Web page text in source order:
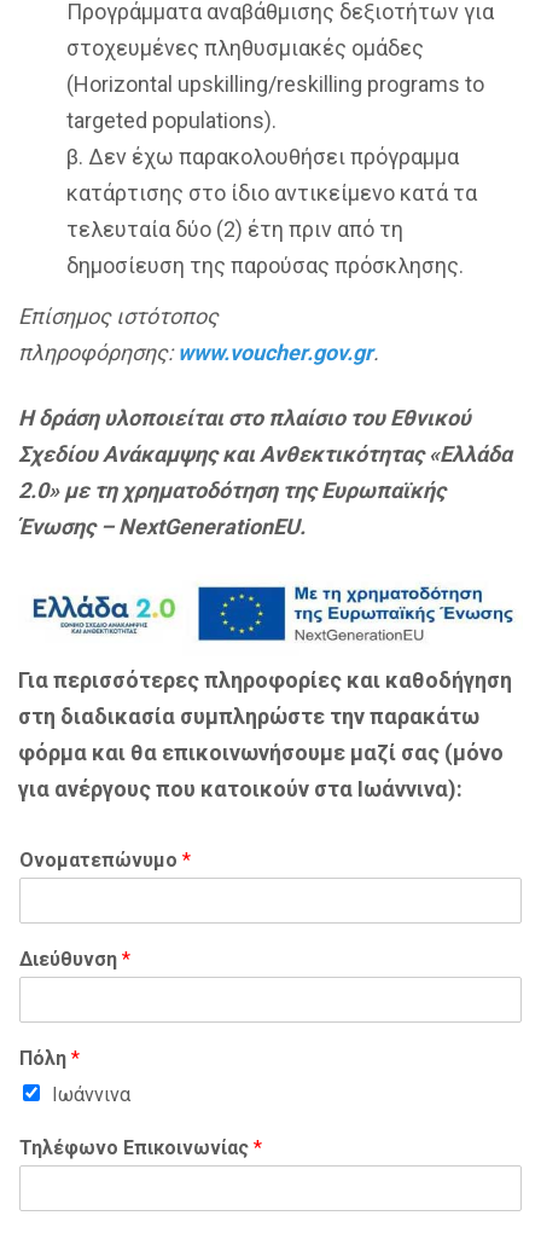
Προγράμματα αναβάθμισης δεξιοτήτων για
στοχευμένες πληθυσμιακές ομάδες
(Horizontal upskilling/reskilling programs to
targeted populations).
β. Δεν έχω παρακολουθήσει πρόγραμμα
κατάρτισης στο ίδιο αντικείμενο κατά τα
τελευταία δύο (2) έτη πριν από τη
δημοσίευση της παρούσας πρόσκλησης.
Επίσημος ιστότοπος
πληροφόρησης:www.voucher.gov.gr.
Η δράση υλοποιείται στο πλαίσιο του Εθνικού
Σχεδίου Ανάκαμψης και Ανθεκτικότητας «Ελλάδα
2.0» με τη χρηματοδότηση της Ευρωπαϊκής
Ένωσης – NextGenerationEU.
Για περισσότερες πληροφορίες και καθοδήγηση
στη διαδικασία συμπληρώστε την παρακάτω
φόρμα και θα επικοινωνήσουμε μαζί σας (μόνο
για ανέργους που κατοικούν στα Ιωάννινα):
Ονοματεπώνυμο *
Διεύθυνση *
Πόλη *
Ιωάννινα
Τηλέφωνο Επικοινωνίας *